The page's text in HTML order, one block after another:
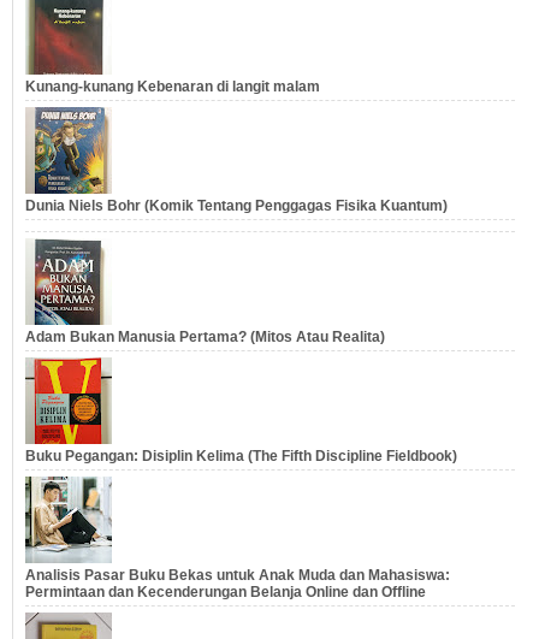
Kunang-kunang Kebenaran di langit malam
Dunia Niels Bohr (Komik Tentang Penggagas Fisika Kuantum)
Adam Bukan Manusia Pertama? (Mitos Atau Realita)
Buku Pegangan: Disiplin Kelima (The Fifth Discipline Fieldbook)
Analisis Pasar Buku Bekas untuk Anak Muda dan Mahasiswa:
Permintaan dan Kecenderungan Belanja Online dan Offline